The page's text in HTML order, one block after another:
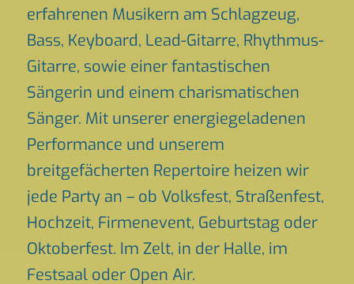
erfahrenen Musikern am Schlagzeug,
Bass, Keyboard, Lead-Gitarre, Rhythmus-
Gitarre, sowie einer fantastischen
Sängerin und einem charismatischen
Sänger. Mit unserer energiegeladenen
Performance und unserem
breitgefächerten Repertoire heizen wir
jede Party an – ob Volksfest, Straßenfest,
Hochzeit, Firmenevent, Geburtstag oder
Oktoberfest. Im Zelt, in der Halle, im
Festsaal oder Open Air.